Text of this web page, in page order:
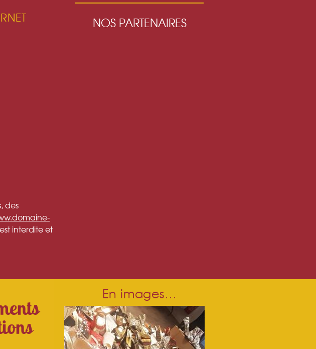
des
interdite et
NOS PARTENAIRES
En images…